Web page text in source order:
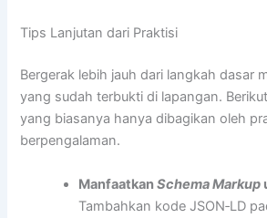
Tips Lanjutan dari Praktisi
Bergerak lebih jauh dari langkah dasar
yang sudah terbukti di lapangan.
yang biasanya hanya dibagikan oleh
berpengalaman.
ManfaatkanSchema Markup
Tambahkan kode JSON‑LD